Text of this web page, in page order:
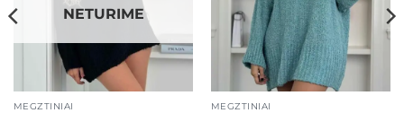
NETURIME
MEGZTINIAI MEGZTINIAI